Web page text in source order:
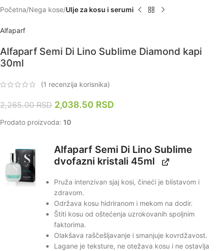
Početna Nega kose Ulje za kosu i serumi
Alfaparf
Alfaparf Semi Di Lino Sublime Diamond kapi
30ml
(1 recenzija korisnika)
2,265.00RSD 2,038.50 RSD
Prodato proizvoda: 10
Alfaparf Semi Di Lino Sublime
dvofazni kristali 45ml
Pruža intenzivan sjaj kosi, čineći je blistavom i
zdravom.
Održava kosu hidriranom i mekom na dodir.
Štiti kosu od oštećenja uzrokovanih spoljnim
faktorima.
Olakšava raščešljavanje i smanjuje kovrdžavost.
Lagane je teksture, ne otežava kosu i ne ostavlja